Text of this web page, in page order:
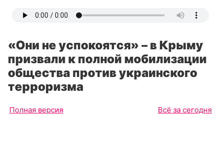
«Они не успокоятся» – в Крыму
призвали к полной мобилизации
общества против украинского
терроризма
Полная версия Всё за сегодня